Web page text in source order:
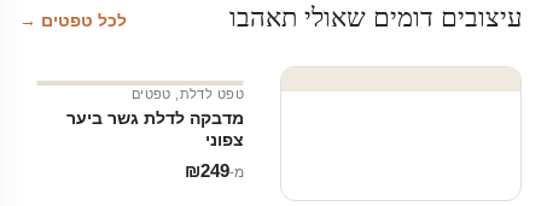
עיצובים דומים שאולי תאהבו לכל טפטים →
טפט לדלת טפטים
מדבקה לדלת גשר ביער
צפוני
מ‑ ₪249